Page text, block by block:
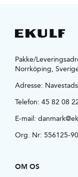
Pakke/
Norrköping,
Adresse:
Telefon: 45 82 08
E-mail:
Org. Nr: 556125-
OM OS